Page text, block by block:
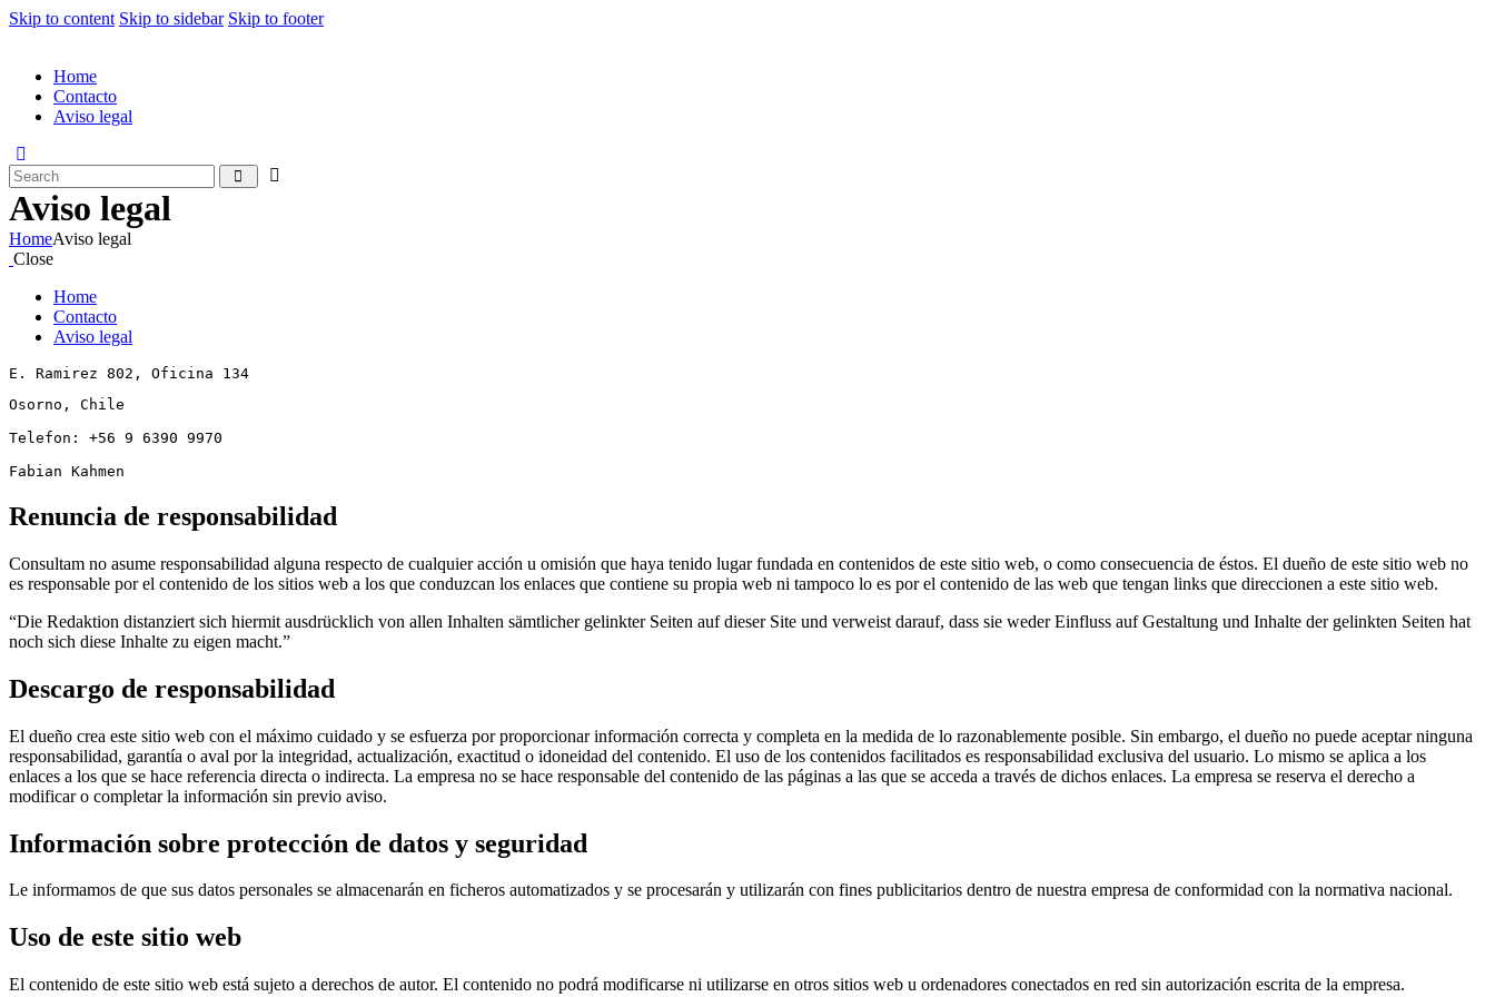
Skip to content Skip to sidebar Skip to footer
Home
Contacto
Aviso legal
Aviso legal
HomeAviso legal
Close
Home
Contacto
Aviso legal
E. Ramirez 802, Oficina 134
Osorno, Chile
Telefon: +56 9 6390 9970
Fabian Kahmen
Renuncia de responsabilidad
Consultam no asume responsabilidad alguna respecto de cualquier acción u omisión que haya tenido lugar fundada en contenidos de este sitio web, o como consecuencia de éstos. El dueño de este sitio web no
es responsable por el contenido de los sitios web a los que conduzcan los enlaces que contiene su propia web ni tampoco lo es por el contenido de las web que tengan links que direccionen a este sitio web.
“Die Redak­tion distan­ziert sich hier­mit ausdrück­lich von allen Inhal­ten sämt­li­cher gelink­ter Seiten auf dieser Site und verweist darauf, dass sie weder Einfluss auf Gestal­tung und Inhalte der gelink­ten Seiten hat
noch sich diese Inhalte zu eigen macht.”
Descargo de responsabilidad
El dueño crea este sitio web con el máximo cuidado y se esfuerza por proporcionar información correcta y completa en la medida de lo razonablemente posible. Sin embargo, el dueño no puede aceptar ninguna
responsabilidad, garantía o aval por la integridad, actualización, exactitud o idoneidad del contenido. El uso de los contenidos facilitados es responsabilidad exclusiva del usuario. Lo mismo se aplica a los
enlaces a los que se hace referencia directa o indirecta. La empresa no se hace responsable del contenido de las páginas a las que se acceda a través de dichos enlaces. La empresa se reserva el derecho a
modificar o completar la información sin previo aviso.
Información sobre protección de datos y seguridad
Le informamos de que sus datos personales se almacenarán en ficheros automatizados y se procesarán y utilizarán con fines publicitarios dentro de nuestra empresa de conformidad con la normativa nacional.
Uso de este sitio web
El contenido de este sitio web está sujeto a derechos de autor. El contenido no podrá modificarse ni utilizarse en otros sitios web u ordenadores conectados en red sin autorización escrita de la empresa.